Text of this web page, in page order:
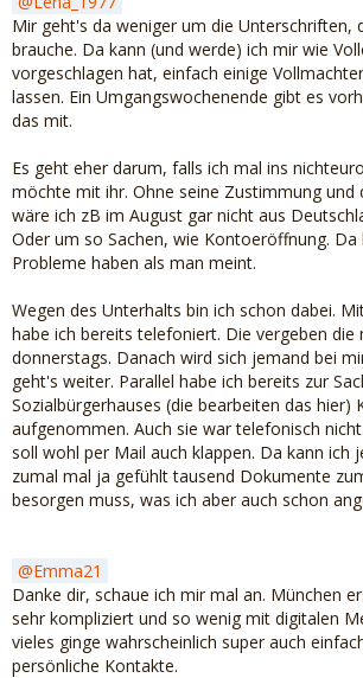
Mir geht's da weniger um die Unterschriften,
brauche. Da kann (und werde) ich mir wie
vorgeschlagen hat, einfach einige
lassen. Ein Umgangswochenende gibt es
das mit.
Es geht eher darum, falls ich mal ins
möchte mit ihr. Ohne seine Zustimmung und
wäre ich zB im August gar nicht aus
Oder um so Sachen, wie Kontoeröffnung.
Probleme haben als man meint.
Wegen des Unterhalts bin ich schon dabei.
habe ich bereits telefoniert. Die vergeben die
donnerstags. Danach wird sich jemand bei
geht's weiter. Parallel habe ich bereits zur
Sozialbürgerhauses (die bearbeiten das hier)
aufgenommen. Auch sie war telefonisch
soll wohl per Mail auch klappen. Da kann ich
zumal mal ja gefühlt tausend Dokumente
besorgen muss, was ich aber auch schon
Emma21
Danke dir, schaue ich mir mal an. München
sehr kompliziert und so wenig mit digitalen
vieles ginge wahrscheinlich super auch
persönliche Kontakte.